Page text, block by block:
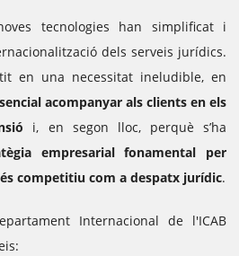
tecnologies han simplificat i
dels serveis jurídics.
en una necessitat ineludible, en
acompanyar als clients en els
i, en segon lloc, perquè s’ha
empresarial fonamental per
competitiu com a despatx jurídic.
Internacional de l'ICAB